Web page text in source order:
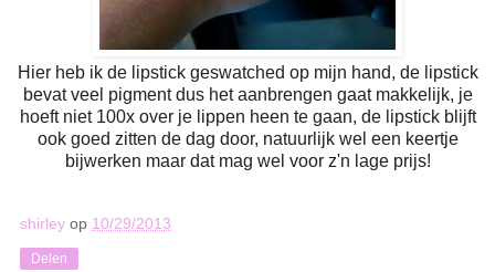
Hier heb ik de lipstick geswatched op mijn hand, de lipstick
bevat veel pigment dus het aanbrengen gaat makkelijk, je
hoeft niet 100x over je lippen heen te gaan, de lipstick blijft
ook goed zitten de dag door, natuurlijk wel een keertje
bijwerken maar dat mag wel voor z'n lage prijs!
shirley op 10/29/2013
Delen